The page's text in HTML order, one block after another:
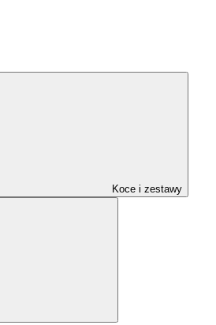
Koce i zestawy